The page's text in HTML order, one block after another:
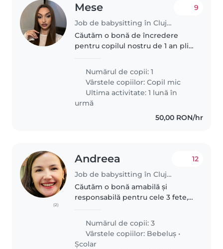
Mese
Job de babysitting în Cluj-Napoca
9
Căutăm o bonă de încredere
pentru copilul nostru de 1 an plin
dorit ca cineva să se ocupe de el
în timpul săptămânii. Dacă ești
pasionat de copii și..
Numărul de copii: 1
Vârstele copiilor:Copil mic
Ultima activitate: 1 lună în
urmă
50,00 RON/hr
(2)
Andreea
Job de babysitting în Cluj-Napoca
12
Căutăm o bonă amabilă și
responsabilă pentru cele 3 fete,
prietenoși și energici. Uneori am
nevoie de ajutor..
Numărul de copii: 3
Vârstele copiilor: Bebeluș •
Școlar